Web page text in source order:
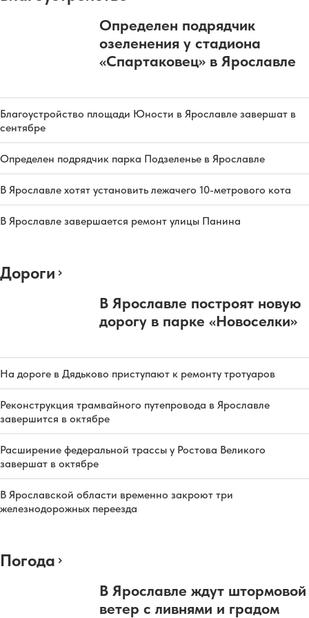
Определен подрядчик
озеленения у стадиона
«Спартаковец» в Ярославле
Благоустройство площади Юности в Ярославле завершат в
сентябре
Определен подрядчик парка Подзеленье в Ярославле
В Ярославле хотят установить лежачего 10-метрового кота
В Ярославле завершается ремонт улицы Панина
Дороги
В Ярославле построят новую
дорогу в парке «Новоселки»
На дороге в Дядьково приступают к ремонту тротуаров
Реконструкция трамвайного путепровода в Ярославле
завершится в октябре
Расширение федеральной трассы у Ростова Великого
завершат в октябре
В Ярославской области временно закроют три
железнодорожных переезда
Погода
В Ярославле ждут штормовой
ветер с ливнями и градом